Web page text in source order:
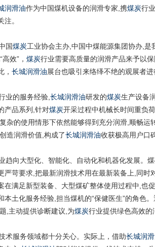
润滑油作为中国煤机设备的润滑专家,携煤炭行
。
国煤炭工业协会主办,中国中煤能源集团协办,是
效”， 煤炭行业需要高质量的润滑产品来予以
， 长城润滑油展台也吸引来络绎不绝的观展者
业的服务经验, 长城润滑油研发的煤炭生产设备
产品系列,针对煤炭开采过程中机械长时间重负
杂的使用情形下依然能够得到充分润滑,顺畅
造润滑价值,构成了长城润滑油收获极高用户口
向大型化、智能化、自动化和机器化发展。
严苛要求,把最新润滑技术用在最新装备上,同
在满足新型装备、大型煤矿整体使用过程中,也
本土化服务经验,担当煤机的“保健医生”的角色
,主动提供诊断建议,为煤炭行业提供绿色高效的
术服务领域都十分关心。实际上，借助长城润